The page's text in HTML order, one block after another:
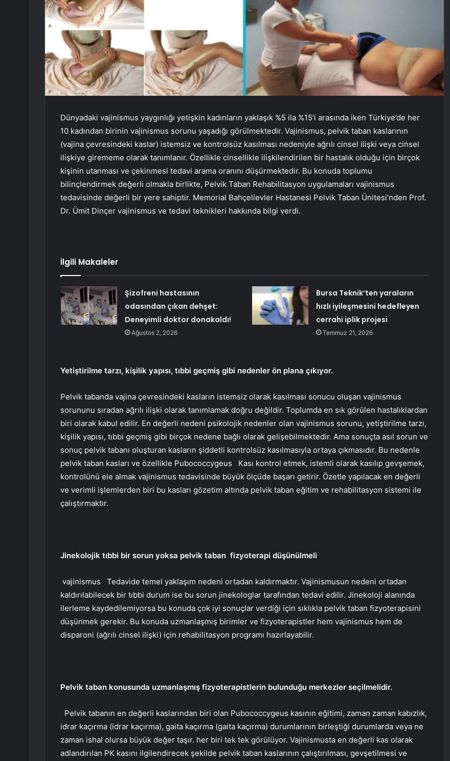
Dünyadaki vajinismus yaygınlığı yetişkin kadınların yaklaşık %5 ila %15’i arasında iken Türkiye’de her
10 kadından birinin vajinismus sorunu yaşadığı görülmektedir. Vajinismus, pelvik taban kaslarının
(vajina çevresindeki kaslar) istemsiz ve kontrolsüz kasılması nedeniyle ağrılı cinsel ilişki veya cinsel
ilişkiye girememe olarak tanımlanır. Özellikle cinsellikle ilişkilendirilen bir hastalık olduğu için birçok
kişinin utanması ve çekinmesi tedavi arama oranını düşürmektedir. Bu konuda toplumu
bilinçlendirmek değerli olmakla birlikte, Pelvik Taban Rehabilitasyon uygulamaları vajinismus
tedavisinde değerli bir yere sahiptir. Memorial Bahçelievler Hastanesi Pelvik Taban Ünitesi’nden Prof.
Dr. Ümit Dinçer vajinismus ve tedavi teknikleri hakkında bilgi verdi.
İlgili Makaleler
Şizofreni hastasının
odasından çıkan dehşet:
Deneyimli doktor donakaldı!
Ağustos 2, 2026
Bursa Teknik’ten yaraların
hızlı iyileşmesini hedefleyen
cerrahi iplik projesi
Temmuz 21, 2026
Yetiştirilme tarzı, kişilik yapısı, tıbbi geçmiş gibi nedenler ön plana çıkıyor.
Pelvik tabanda vajina çevresindeki kasların istemsiz olarak kasılması sonucu oluşan vajinismus
sorununu sıradan ağrılı ilişki olarak tanımlamak doğru değildir. Toplumda en sık görülen hastalıklardan
biri olarak kabul edilir. En değerli nedeni psikolojik nedenler olan vajinismus sorunu, yetiştirilme tarzı,
kişilik yapısı, tıbbi geçmiş gibi birçok nedene bağlı olarak gelişebilmektedir. Ama sonuçta asıl sorun ve
sonuç pelvik tabanı oluşturan kasların şiddetli kontrolsüz kasılmasıyla ortaya çıkmasıdır. Bu nedenle
pelvik taban kasları ve özellikle Pubococcygeus
Kası kontrol etmek, istemli olarak kasılıp gevşemek,
kontrolünü ele almak vajinismus tedavisinde büyük ölçüde başarı getirir. Özetle yapılacak en değerli
ve verimli işlemlerden biri bu kasları gözetim altında pelvik taban eğitim ve rehabilitasyon sistemi ile
çalıştırmaktır.
Jinekolojik tıbbi bir sorun yoksa pelvik taban fizyoterapi düşünülmeli
vajinismus
Tedavide temel yaklaşım nedeni ortadan kaldırmaktır. Vajinismusun nedeni ortadan
kaldırılabilecek bir tıbbi durum ise bu sorun jinekologlar tarafından tedavi edilir. Jinekoloji alanında
ilerleme kaydedilemiyorsa bu konuda çok iyi sonuçlar verdiği için sıklıkla pelvik taban fizyoterapisini
düşünmek gerekir. Bu konuda uzmanlaşmış birimler ve fizyoterapistler hem vajinismus hem de
disparoni (ağrılı cinsel ilişki) için rehabilitasyon programı hazırlayabilir.
Pelvik taban konusunda uzmanlaşmış fizyoterapistlerin bulunduğu merkezler seçilmelidir.
Pelvik tabanın en değerli kaslarından biri olan Pubococcygeus kasının eğitimi, zaman zaman kabızlık,
idrar kaçırma (idrar kaçırma), gaita kaçırma (gaita kaçırma) durumlarının birleştiği durumlarda veya ne
zaman ishal olursa büyük değer taşır. her biri tek tek görülüyor. Vajinismusta en değerli kas olarak
adlandırılan PK kasını ilgilendirecek şekilde pelvik taban kaslarının çalıştırılması, gevşetilmesi ve